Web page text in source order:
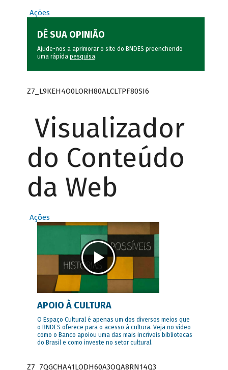
Ações
DÊ SUA OPINIÃO
Ajude-nos a aprimorar o site do BNDES preenchendo
uma rápida pesquisa.
Z7_L9KEH4O0LORH80ALCLTPF80SI6
Visualizador
do Conteúdo
da Web
Ações
APOIO À CULTURA
O Espaço Cultural é apenas um dos diversos meios que
o BNDES oferece para o acesso à cultura. Veja no vídeo
como o Banco apoiou uma das mais incríveis bibliotecas
do Brasil e como investe no setor cultural.
Z7_7QGCHA41LODH60A3OQA8RN14Q3